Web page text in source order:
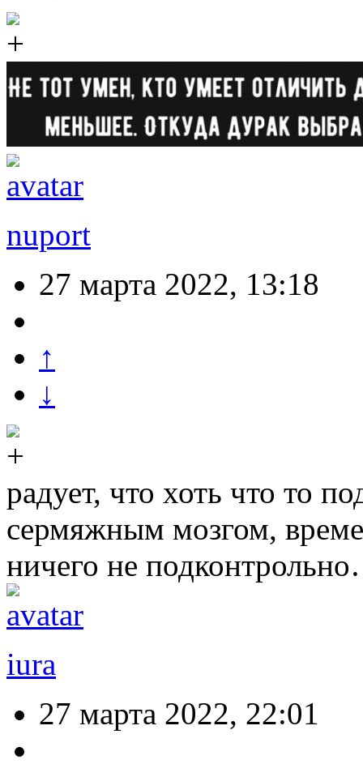
nuport
27 марта 2022, 13:18
↑
↓
радует, что хоть что то
сермяжным мозгом,
ничего не
iura
27 марта 2022, 22:01